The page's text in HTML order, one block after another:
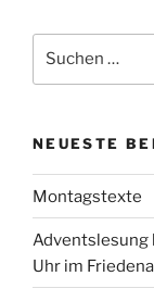
nach:
NEUESTE
Montagstexte
Adventslesung
Uhr im